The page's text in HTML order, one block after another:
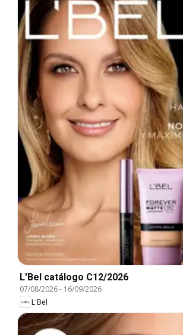
L'Bel catálogo C12/2026
07/08/2026- 16/09/2026
L'Bel